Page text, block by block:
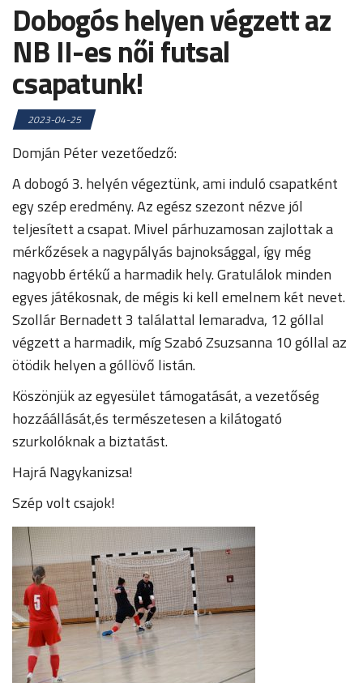
Dobogós helyen végzett az
NB II-es női futsal
csapatunk!
2023-04-25
Domján Péter vezetőedző:
A dobogó 3. helyén végeztünk, ami induló csapatként
egy szép eredmény. Az egész szezont nézve jól
teljesített a csapat. Mivel párhuzamosan zajlottak a
mérkőzések a nagypályás bajnoksággal, így még
nagyobb értékű a harmadik hely. Gratulálok minden
egyes játékosnak, de mégis ki kell emelnem két nevet.
Szollár Bernadett 3 találattal lemaradva, 12 góllal
végzett a harmadik, míg Szabó Zsuzsanna 10 góllal az
ötödik helyen a góllövő listán.
Köszönjük az egyesület támogatását, a vezetőség
hozzáállását,és természetesen a kilátogató
szurkolóknak a biztatást.
Hajrá Nagykanizsa!
Szép volt csajok!